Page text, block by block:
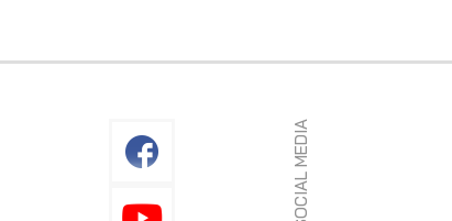
SOCIAL MEDIA